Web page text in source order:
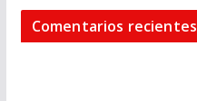
Comentarios recientes